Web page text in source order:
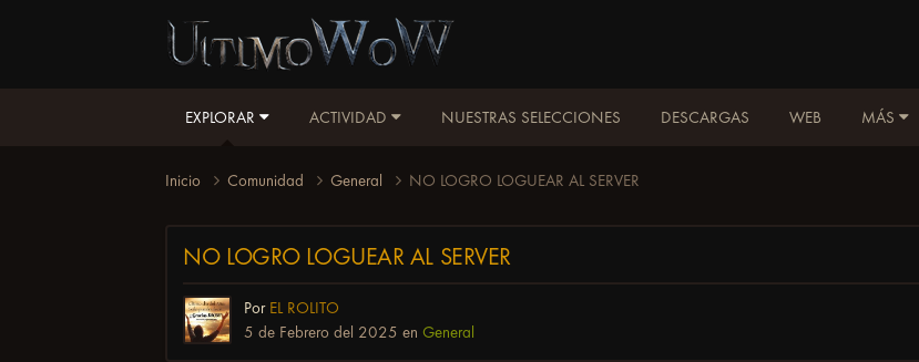
EXPLORAR ACTIVIDAD NUESTRAS SELECCIONES DESCARGAS WEB MÁS
Inicio Comunidad General NO LOGRO LOGUEAR AL SERVER
NO LOGRO LOGUEAR AL SERVER
Por EL ROLITO
5 de Febrero del 2025 en General